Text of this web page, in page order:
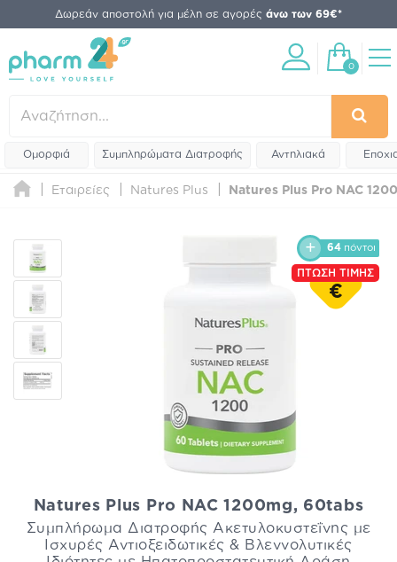
Δωρεάν αποστολή για μέλη σε αγορές άνω των 69€*
0
Ομορφιά Συμπληρώματα Διατροφής Αντηλιακά
Εταιρείες Natures Plus Natures Plus Pro NAC
64 πόντοι
ΠΤΩΣΗ ΤΙΜΗΣ
€
Natures Plus Pro NAC 1200mg, 60tabs
Συμπλήρωμα Διατροφής Ακετυλοκυστεΐνης με
Ισχυρές Αντιοξειδωτικές & Βλεννολυτικές